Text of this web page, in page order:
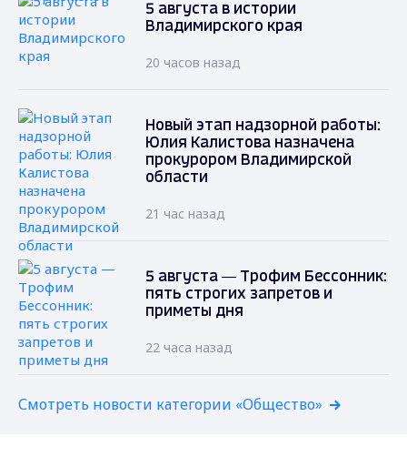
5 августа в истории
Владимирского края
20 часов назад
Новый этап надзорной работы:
Юлия Калистова назначена
прокурором Владимирской
области
21 час назад
5 августа — Трофим Бессонник:
пять строгих запретов и
приметы дня
22 часа назад
Смотреть новости категории «Общество»